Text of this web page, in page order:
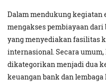
Dalam mendukung kegiatan
mengakses pembiayaan
yang menyediakan fasilitas
internasional. Secara
dikategorikan menjadi dua
keuangan bank dan